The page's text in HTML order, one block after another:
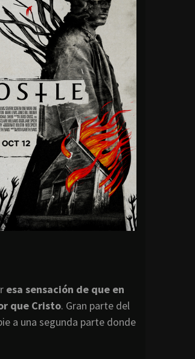
esa sensación de que en
que Cristo. Gran parte del
a una segunda parte donde